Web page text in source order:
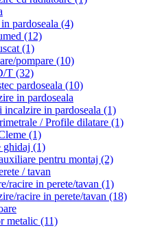
pardoseala (4)
(12)
(1)
pompare (10)
T (32)
pardoseala (10)
in pardoseala
incalzire in pardoseala (1)
/ Profile dilatare (1)
(1)
ghidaj (1)
pentru montaj (2)
/ tavan
racire in perete/tavan (1)
racire in perete/tavan (18)
metalic (11)